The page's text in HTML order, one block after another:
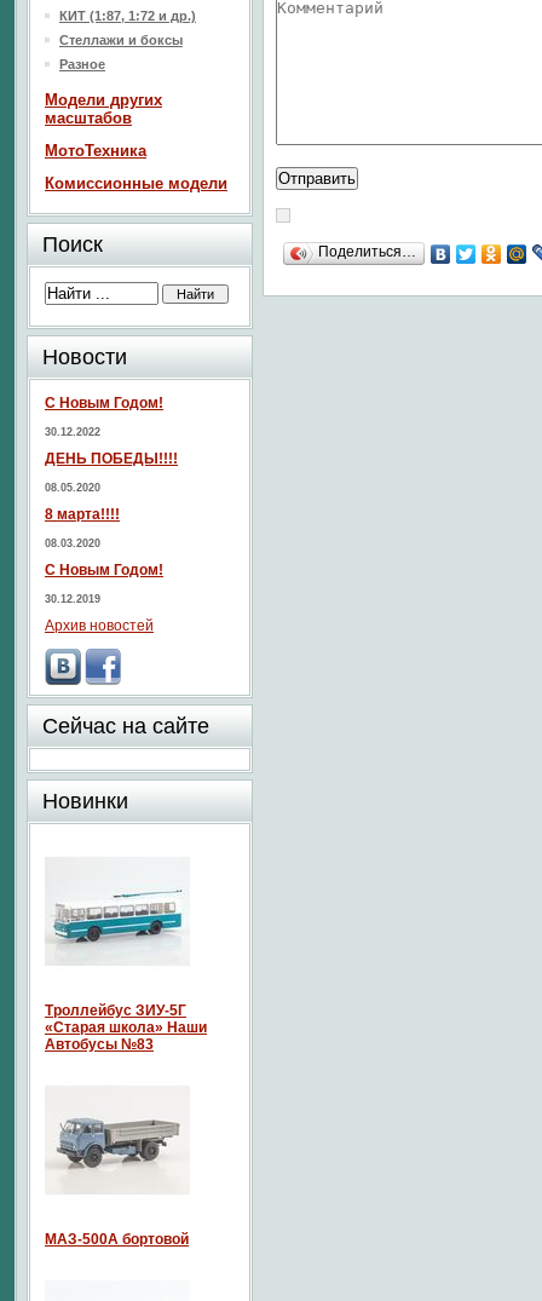
Поделиться…
КИТ (1:87, 1:72 и др.)
Стеллажи и боксы
Разное
Модели других
масштабов
МотоТехника
Комиссионные модели
Поиск
Новости
С Новым Годом!
30.12.2022
ДЕНЬ ПОБЕДЫ!!!!
08.05.2020
8 марта!!!!
08.03.2020
С Новым Годом!
30.12.2019
Архив новостей
Сейчас на сайте
Новинки
Троллейбус ЗИУ-5Г
«Старая школа» Наши
Автобусы №83
МАЗ-500А бортовой